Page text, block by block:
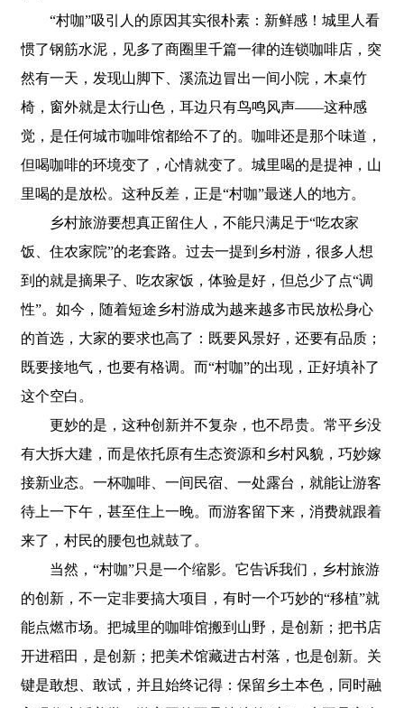
“村咖”吸引人的原因其实很朴素：新鲜感！城里人看
惯了钢筋水泥，见多了商圈里千篇一律的连锁咖啡店，突
然有一天，发现山脚下、溪流边冒出一间小院，木桌竹
椅，窗外就是太行山色，耳边只有鸟鸣风声——这种感
觉，是任何城市咖啡馆都给不了的。咖啡还是那个味道，
但喝咖啡的环境变了，心情就变了。城里喝的是提神，山
里喝的是放松。这种反差，正是“村咖”最迷人的地方。
乡村旅游要想真正留住人，不能只满足于“吃农家
饭、住农家院”的老套路。过去一提到乡村游，很多人想
到的就是摘果子、吃农家饭，体验是好，但总少了点“调
性”。如今，随着短途乡村游成为越来越多市民放松身心
的首选，大家的要求也高了：既要风景好，还要有品质；
既要接地气，也要有格调。而“村咖”的出现，正好填补了
这个空白。
更妙的是，这种创新并不复杂，也不昂贵。常平乡没
有大拆大建，而是依托原有生态资源和乡村风貌，巧妙嫁
接新业态。一杯咖啡、一间民宿、一处露台，就能让游客
待上一下午，甚至住上一晚。而游客留下来，消费就跟着
来了，村民的腰包也就鼓了。
当然，“村咖”只是一个缩影。它告诉我们，乡村旅游
的创新，不一定非要搞大项目，有时一个巧妙的“移植”就
能点燃市场。把城里的咖啡馆搬到山野，是创新；把书店
开进稻田，是创新；把美术馆藏进古村落，也是创新。关
键是敢想、敢试，并且始终记得：保留乡土本色，同时融